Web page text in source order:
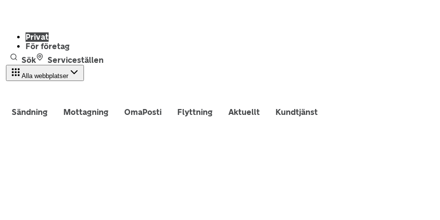
Privat
För företag
Sök
Serviceställen
Alla webbplatser
Sändning Mottagning OmaPosti Flyttning Aktuellt Kundtjänst